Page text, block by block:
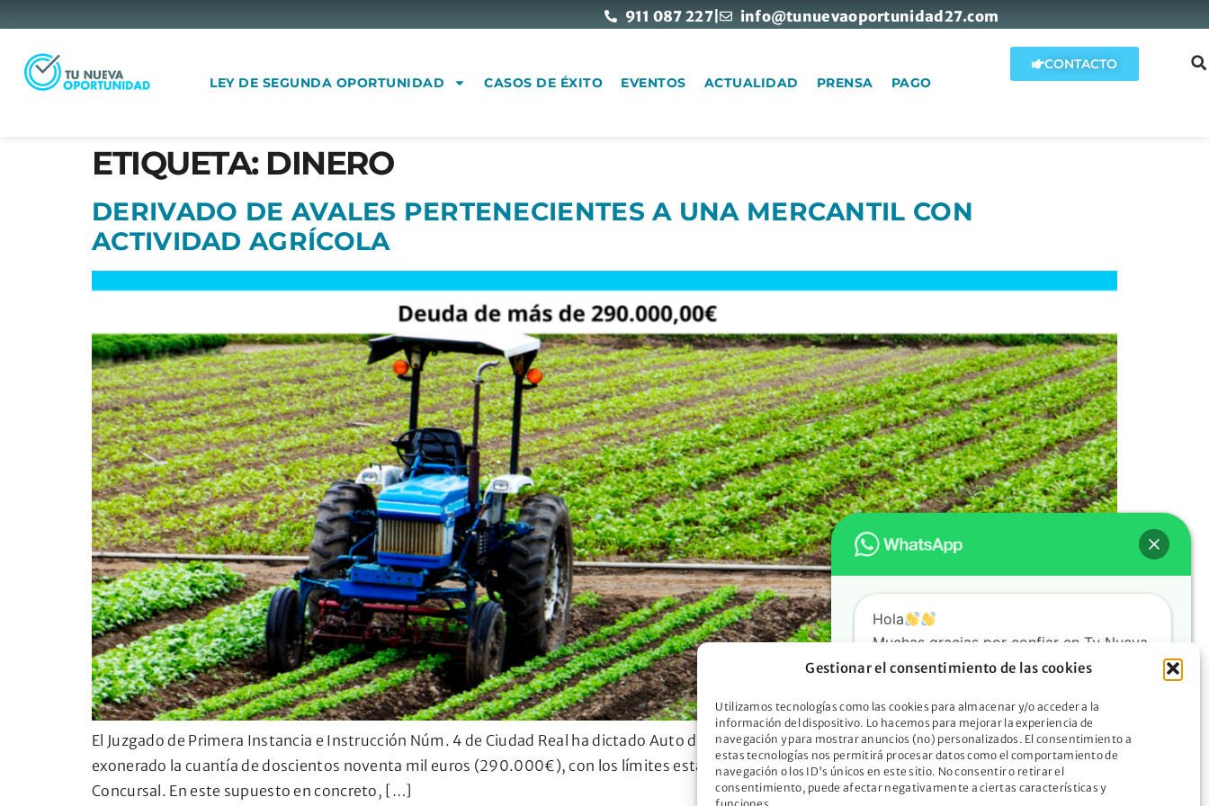
Gestionar el consentimiento de las cookies
Utilizamos tecnologías como las cookies para almacenar y/o acceder a la
información del dispositivo. Lo hacemos para mejorar la experiencia de
navegación y para mostrar anuncios (no) personalizados. El consentimiento a
estas tecnologías nos permitirá procesar datos como el comportamiento de
navegación o los ID's únicos en este sitio. No consentir o retirar el
consentimiento, puede afectar negativamente a ciertas características y
911 087 227| info@tunuevaoportunidad27.com
LEY DE SEGUNDA OPORTUNIDAD CASOS DE ÉXITO EVENTOS ACTUALIDAD PRENSA PAGO
CONTACTO
ETIQUETA: DINERO
DERIVADO DE AVALES PERTENECIENTES A UNA MERCANTIL CON
ACTIVIDAD AGRÍCOLA
El Juzgado de Primera Instancia e Instrucción Núm. 4 de Ciudad Real ha dictado Auto de fecha 03 de octubre del presente mediante el que ha
exonerado la cuantía de doscientos noventa mil euros (290.000€), con los límites establecidos en el art. 489 del Texto Refundido de la Ley
Concursal. En este supuesto en concreto, […]
Hola
Muchas gracias por confiar en Tu Nueva
Oportunidad. ¿En qué podemos
Descubre cómo la Ley de Segunda
Oportunidad puede liberarte de tus
deudas y abrir nuevas puertas hacia un
futuro mejor